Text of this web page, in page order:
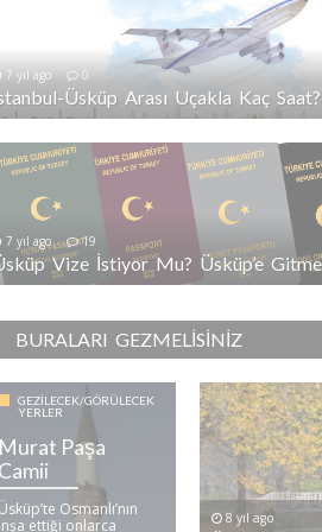
7 yıl ago 0
Üsküp Arası Uçakla Kaç Saat?
7 yıl ago 19
BURALARI GEZMELISINIZ
GEZILECEK/GÖRÜLECEK
YERLER
Paşa
Osmanlı’nın
ettiği onlarca
8 yıl ago